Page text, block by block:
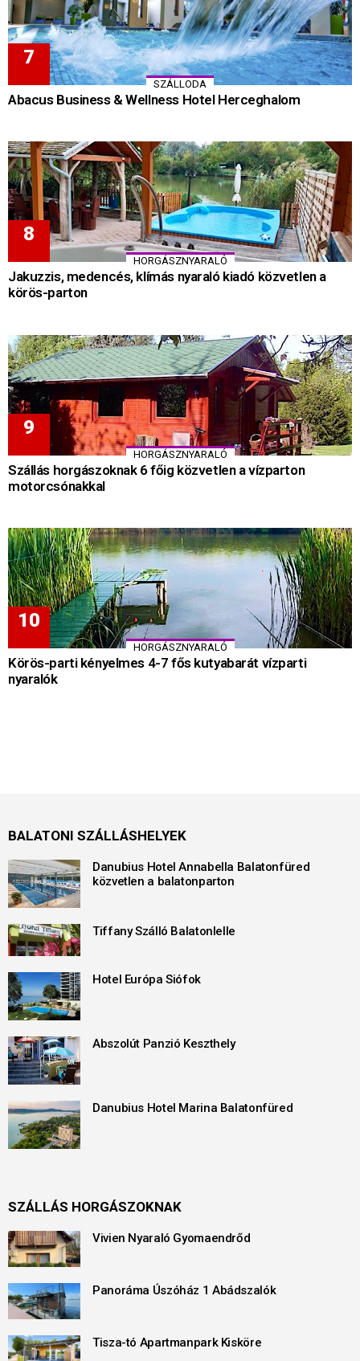
SZÁLLODA
Abacus Business & Wellness Hotel Herceghalom
HORGÁSZNYARALÓ
Jakuzzis, medencés, klímás nyaraló kiadó közvetlen a
körös-parton
HORGÁSZNYARALÓ
Szállás horgászoknak 6 főig közvetlen a vízparton
motorcsónakkal
HORGÁSZNYARALÓ
Körös-parti kényelmes 4-7 fős kutyabarát vízparti
nyaralók
BALATONI SZÁLLÁSHELYEK
Danubius Hotel Annabella Balatonfüred
közvetlen a balatonparton
Tiffany Szálló Balatonlelle
Hotel Európa Siófok
Abszolút Panzió Keszthely
Danubius Hotel Marina Balatonfüred
SZÁLLÁS HORGÁSZOKNAK
Vivien Nyaraló Gyomaendrőd
Panoráma Úszóház 1 Abádszalók
Tisza-tó Apartmanpark Kisköre